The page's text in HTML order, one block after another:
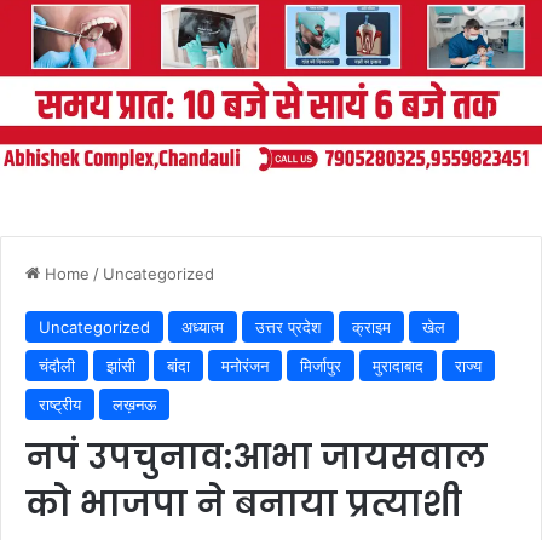
Home / Uncategorized
Uncategorized अध्यात्म उत्तर प्रदेश क्राइम
खेल
चंदौली
झांसी बांदा मनोरंजन मिर्जापुर मुरादाबाद
राज्य
राष्ट्रीय
लख़नऊ
नपं उपचुनाव:आभा जायसवाल
को भाजपा ने बनाया प्रत्याशी